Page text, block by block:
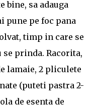
bine, sa adauga
pune pe foc pana
timp in care se
se prinda. Racorita,
lamaie, 2 pliculete
(puteti pastra 2-
de esenta de